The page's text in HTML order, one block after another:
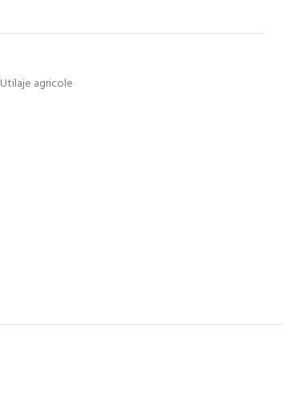
Utilaje agricole